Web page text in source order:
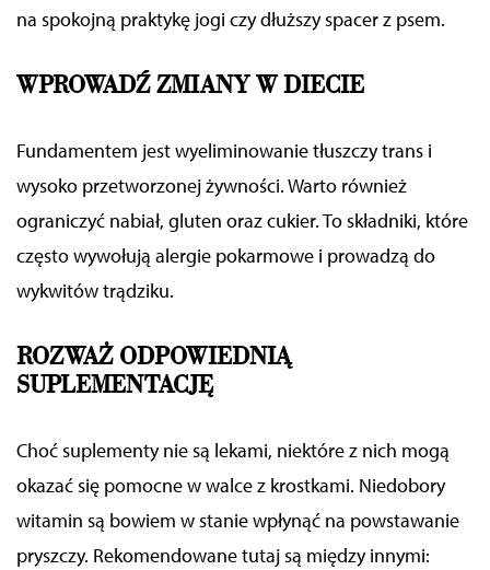
na spokojną praktykę jogi czy dłuższy spacer z psem.
WPROWADŹ ZMIANY W DIECIE
Fundamentem jest wyeliminowanie tłuszczy trans i
wysoko przetworzonej żywności. Warto również
ograniczyć nabiał, gluten orazcukier. To składniki, które
często wywołują alergie pokarmowe i prowadzą do
wykwitów trądziku.
ROZWAŻ ODPOWIEDNIĄ
SUPLEMENTACJĘ
Choć suplementy nie są lekami, niektóre z nich mogą
okazać się pomocne w walce z krostkami. Niedobory
witamin są bowiem w stanie wpłynąć na powstawanie
pryszczy. Rekomendowane tutaj są między innymi: